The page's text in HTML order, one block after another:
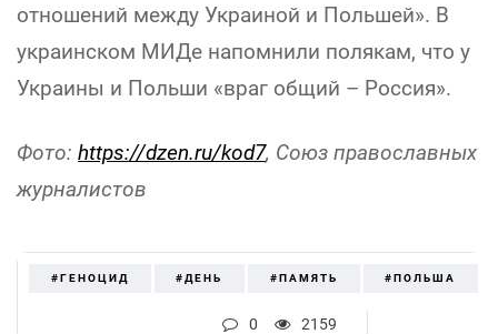
отношений между Украиной и Польшей». В
украинском МИДе напомнили полякам, что у
Украины и Польши «враг общий – Россия».
Фото: https://dzen.ru/kod7, Союз православных
журналистов
#ГЕНОЦИД #ДЕНЬ #ПАМЯТЬ #ПОЛЬША
0 2159